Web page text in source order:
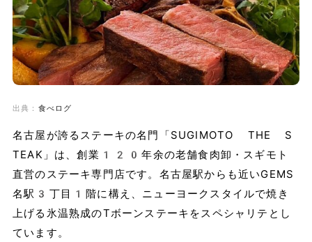
出典： 食べログ
名古屋が誇るステーキの名門「SUGIMOTO THE S
TEAK」は、創業120年余の老舗食肉卸・スギモト
直営のステーキ専門店です。名古屋駅からも近いGEMS
名駅3丁目1階に構え、ニューヨークスタイルで焼き
上げる氷温熟成のTボーンステーキをスペシャリテとし
ています。